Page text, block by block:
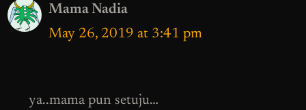
Mama Nadia
May 26, 2019 at 3:41 pm
ya..mama pun setuju…